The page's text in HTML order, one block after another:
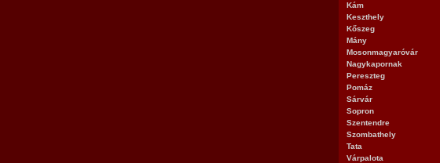
Kám
Keszthely
Kőszeg
Mány
Mosonmagyaróvár
Nagykapornak
Pereszteg
Pomáz
Sárvár
Sopron
Szentendre
Szombathely
Tata
Várpalota